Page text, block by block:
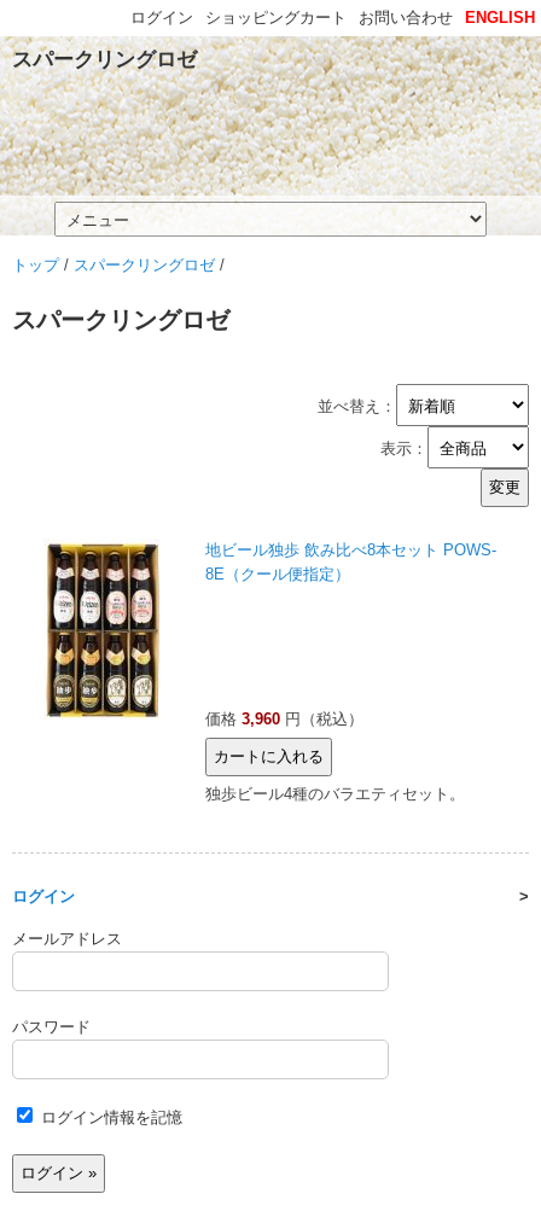
スパークリングロゼ
トップ/ スパークリングロゼ/
スパークリングロゼ
並べ替え：
表示：
地ビール独歩 飲み比べ8本セット POWS-
8E（クール便指定）
価格 3,960 円（税込）
独歩ビール4種のバラエティセット。
ログイン
メールアドレス
パスワード
ログイン情報を記憶
ENGLISH
お問い合わせ
ショッピングカート
ログイン